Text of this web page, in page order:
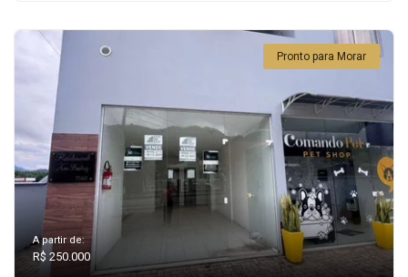
Pronto para Morar
A partir de:
R$ 250.000